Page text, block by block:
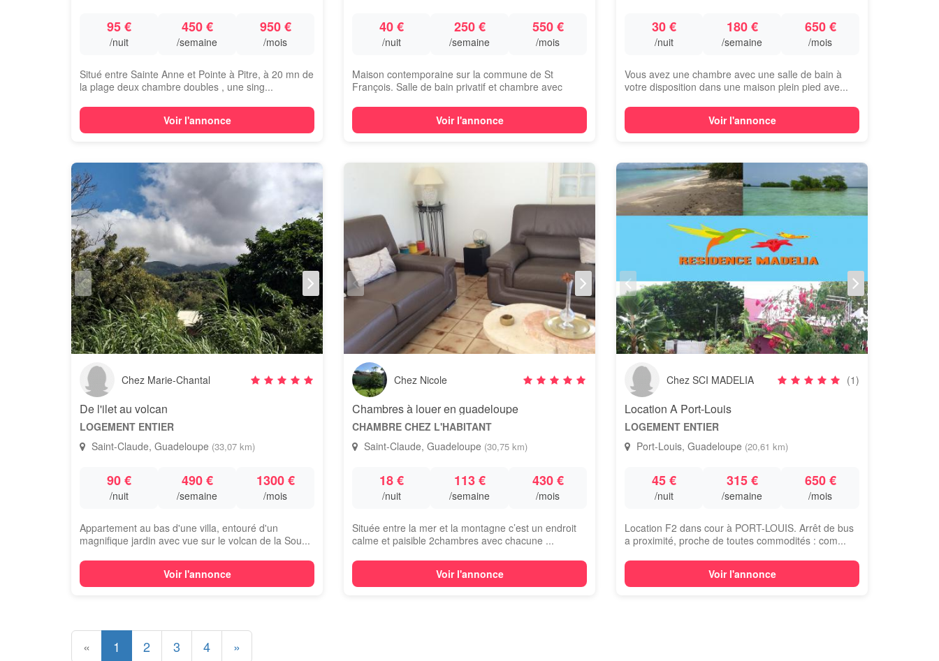
95 €
/nuit
450 €
/semaine
950 €
/mois
Situé entre Sainte Anne et Pointe à Pitre, à 20 mn de
la plage deux chambre doubles , une sing...
Voir l'annonce
40 €
/nuit
250 €
/semaine
550 €
/mois
Maison contemporaine sur la commune de St
François. Salle de bain privatif et chambre avec
Voir l'annonce
30 €
/nuit
180 €
/semaine
650 €
/mois
Vous avez une chambre avec une salle de bain à
votre disposition dans une maison plein pied ave...
Voir l'annonce
Chez Marie-Chantal
De l'ilet au volcan
LOGEMENT ENTIER
Saint-Claude, Guadeloupe (33,07 km)
90 €
/nuit
490 €
/semaine
1300 €
/mois
Appartement au bas d'une villa, entouré d'un
magnifique jardin avec vue sur le volcan de la Sou...
Voir l'annonce
Chez Nicole
Chambres à louer en guadeloupe
CHAMBRE CHEZ L'HABITANT
Saint-Claude, Guadeloupe (30,75 km)
18 €
/nuit
113 €
/semaine
430 €
/mois
Située entre la mer et la montagne c’est un endroit
calme et paisible 2chambres avec chacune ...
Voir l'annonce
Chez SCI MADELIA (1)
Location A Port-Louis
LOGEMENT ENTIER
Port-Louis, Guadeloupe (20,61 km)
45 €
/nuit
315 €
/semaine
650 €
/mois
Location F2 dans cour à PORT-LOUIS. Arrêt de bus
a proximité, proche de toutes commodités : com...
Voir l'annonce
« 1 2 3 4 »